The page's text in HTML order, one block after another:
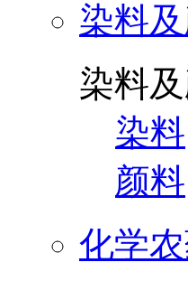
染料
染料
染料
颜料
化学